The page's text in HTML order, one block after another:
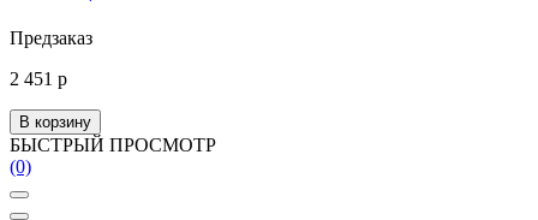
Предзаказ
2 451 р
В корзину
БЫСТРЫЙ ПРОСМОТР
(0)